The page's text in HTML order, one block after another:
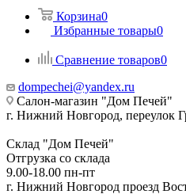
Корзина0
Избранные товары0
Сравнение товаров0
dompechei@yandex.ru
Салон-магазин "Дом Печей"
г. Нижний Новгород, переулок
Склад "Дом Печей"
Отгрузка со склада
9.00-18.00 пн-пт
г. Нижний Новгород проезд